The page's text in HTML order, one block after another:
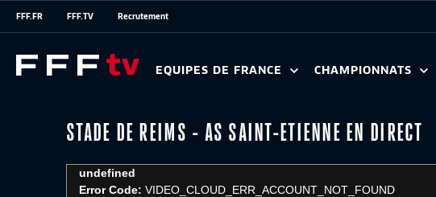
FFF.FR FFF.TV Recrutement
EQUIPES DE FRANCE CHAMPIONNATS
STADE DE REIMS - AS SAINT-ETIENNE EN DIRECT
This
undefined
Error Code: VIDEO_CLOUD_ERR_ACCOUNT_NOT_FOUND